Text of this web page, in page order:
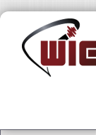
Ugrás a tartalomra